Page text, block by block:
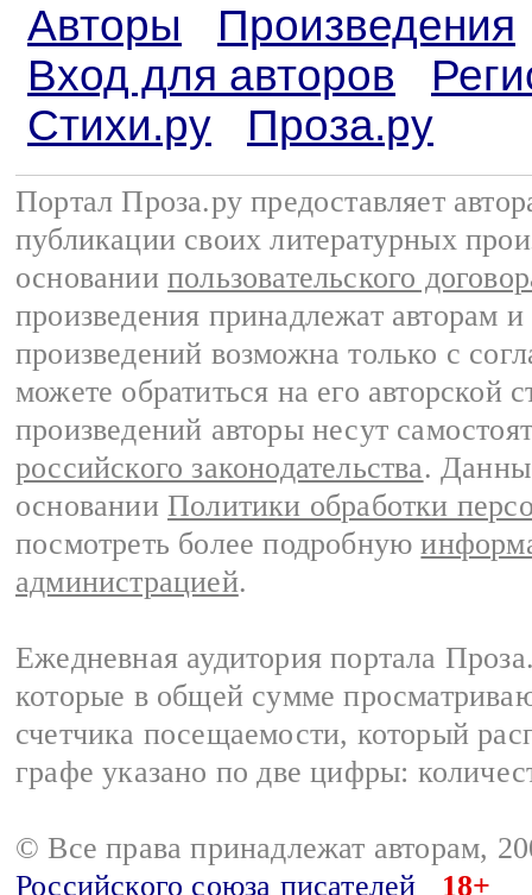
Авторы
Произведения
Вход для авторов
Стихи.ру
Проза.ру
Портал Проза.ру предоставляет
публикации своих литературных
основании пользовательского
произведения принадлежат авторам
произведений возможна только с
можете обратиться на его авторской
произведений авторы несут
российского законодательства.
основании Политики обработки
посмотреть более подробную
администрацией.
Ежедневная аудитория портала
которые в общей сумме
счетчика посещаемости, который
графе указано по две цифры:
© Все права принадлежат авторам,
Российского союза писателей
18+